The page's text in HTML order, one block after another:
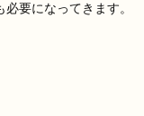
要になってきます。